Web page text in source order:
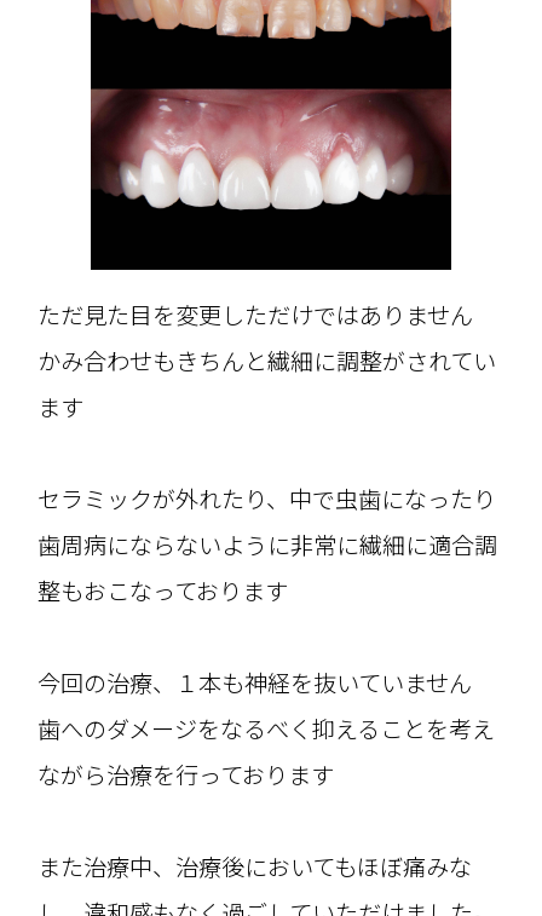
ただ見た目を変更しただけではありません
かみ合わせもきちんと繊細に調整がされてい
ます
セラミックが外れたり、中で虫歯になったり
歯周病にならないように非常に繊細に適合調
整もおこなっております
今回の治療、１本も神経を抜いていません
歯へのダメージをなるべく抑えることを考え
ながら治療を行っております
また治療中、治療後においてもほぼ痛みな